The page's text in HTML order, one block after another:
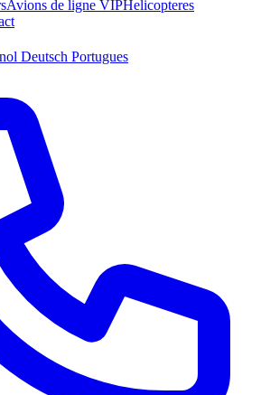
Avions de ligne VIPHelicopteres
Deutsch Portugues